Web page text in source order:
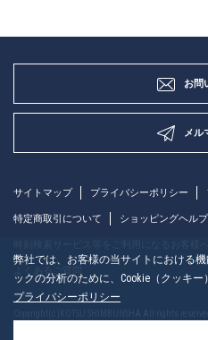
お問
メル
サイトマップ プライバシーポリシー
特定商取引について ショッピングヘルプ
よくあるご質問
弊社では、お客様の当サイトにおける
ックの分析のために、Cookie（クッキー
プライバシーポリシー